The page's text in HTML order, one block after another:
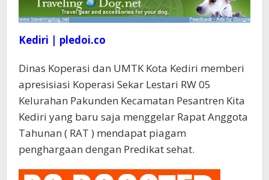
Kediri | pledoi.co
Dinas Koperasi dan UMTK Kota Kediri memberi
apresisiasi Koperasi Sekar Lestari RW 05
Kelurahan Pakunden Kecamatan Pesantren Kita
Kediri yang baru saja menggelar Rapat Anggota
Tahunan ( RAT ) mendapat piagam
penghargaan dengan Predikat sehat.